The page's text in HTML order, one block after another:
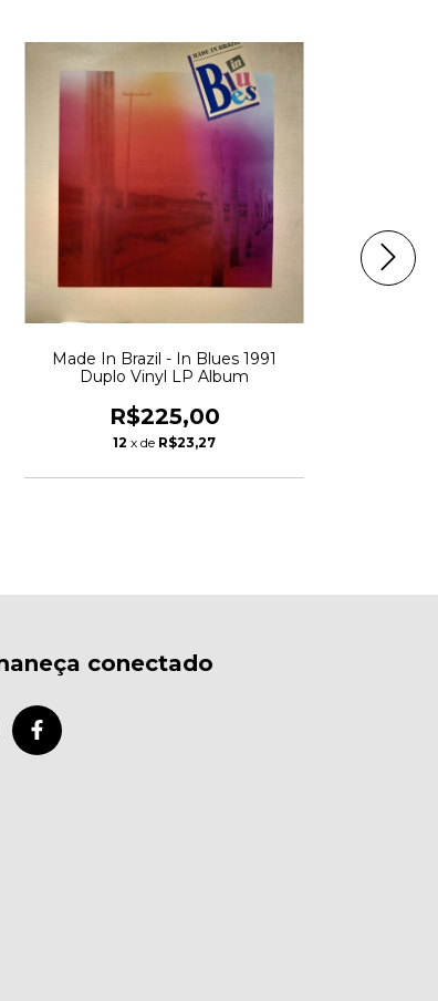
Made In Brazil - In Blues 1991
Duplo Vinyl LP Album
R$225,00
12 x de R$23,27
conectado